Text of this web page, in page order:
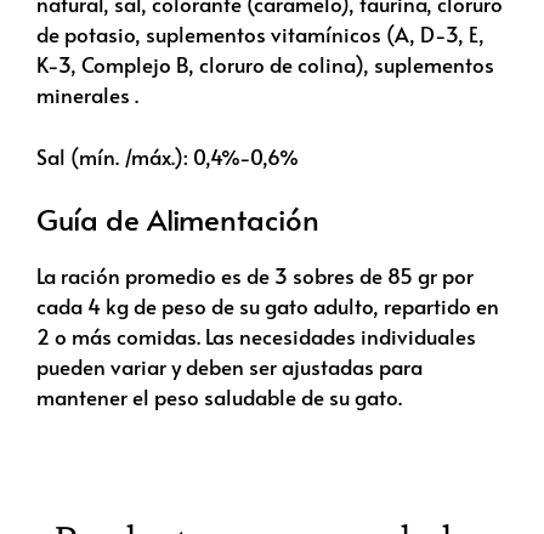
de potasio, suplementos vitamínicos (A, D-3, E,
K-3, Complejo B, cloruro de colina), suplementos
minerales .
Sal (mín. /máx.): 0,4%-0,6%
Guía de Alimentación
La ración promedio es de 3 sobres de 85 gr por
cada 4 kg de peso de su gato adulto, repartido en
2 o más comidas. Las necesidades individuales
pueden variar y deben ser ajustadas para
mantener el peso saludable de su gato.